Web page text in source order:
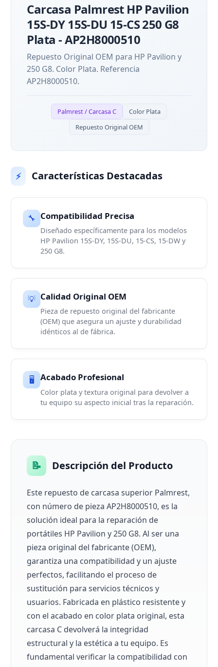
Carcasa Palmrest HP Pavilion
15S-DY 15S-DU 15-CS 250 G8
Plata - AP2H8000510
Repuesto Original OEM para HP Pavilion y
250 G8. Color Plata. Referencia
AP2H8000510.
Palmrest / Carcasa C
Color Plata
Repuesto Original OEM
⚡ Características Destacadas
🔧 Compatibilidad Precisa
Diseñado específicamente para los modelos
HP Pavilion 15S-DY, 15S-DU, 15-CS, 15-DW y
250 G8.
💡 Calidad Original OEM
Pieza de repuesto original del fabricante
(OEM) que asegura un ajuste y durabilidad
idénticos al de fábrica.
🖥️ Acabado Profesional
Color plata y textura original para devolver a
tu equipo su aspecto inicial tras la reparación.
📝 Descripción del Producto
Este repuesto de carcasa superior Palmrest,
con número de pieza AP2H8000510, es la
solución ideal para la reparación de
portátiles HP Pavilion y 250 G8. Al ser una
pieza original del fabricante (OEM),
garantiza una compatibilidad y un ajuste
perfectos, facilitando el proceso de
sustitución para servicios técnicos y
usuarios. Fabricada en plástico resistente y
con el acabado en color plata original, esta
carcasa C devolverá la integridad
estructural y la estética a tu equipo. Es
fundamental verificar la compatibilidad con